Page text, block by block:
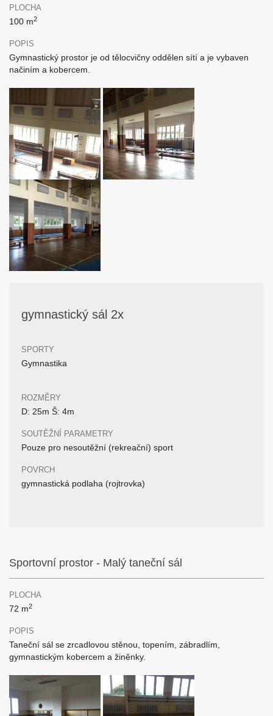
PLOCHA
100 m2
POPIS
Gymnastický prostor je od tělocvičny oddělen sítí a je vybaven
načiním a kobercem.
gymnastický sál 2x
SPORTY
Gymnastika
ROZMĚRY
D: 25m Š: 4m
SOUTĚŽNÍ PARAMETRY
Pouze pro nesoutěžní (rekreační) sport
POVRCH
gymnastická podlaha (rojtrovka)
Sportovní prostor - Malý taneční sál
PLOCHA
72 m2
POPIS
Taneční sál se zrcadlovou stěnou, topením, zábradlím,
gymnastickým kobercem a žiněnky.